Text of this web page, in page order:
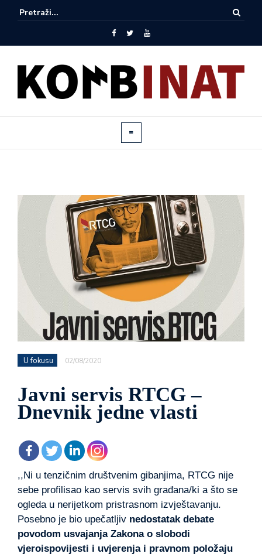
U fokusu 02/08/2020
Javni servis RTCG –
Dnevnik jedne vlasti
,,Ni u tenzičnim društvenim gibanjima, RTCG nije
sebe profilisao kao servis svih građana/ki a što se
ogleda u nerijetkom pristrasnom izvještavanju.
Posebno je bio upečatljiv nedostatak debate
povodom usvajanja Zakona o slobodi
vjeroispovijesti i uvjerenja i pravnom položaju